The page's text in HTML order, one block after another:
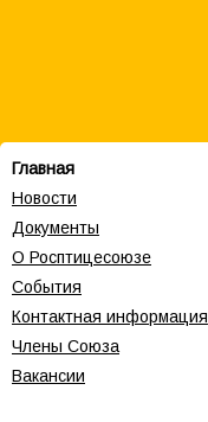
Главная
Новости
Документы
О Росптицесоюзе
События
Контактная информация
Члены Cоюза
Вакансии